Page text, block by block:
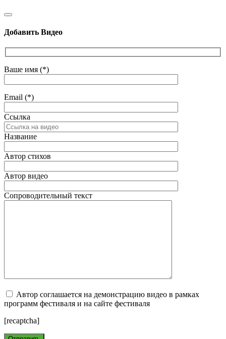
Добавить Видео
Ваше имя (*)
Email (*)
Ссылка
Название
Автор стихов
Автор видео
Сопроводительный текст
Автор соглашается на демонстрацию видео в рамках
программ фестиваля и на сайте фестиваля
[recaptcha]